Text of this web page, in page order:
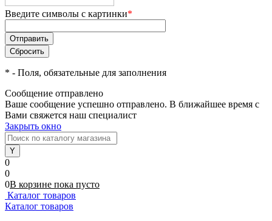
Введите символы с картинки*
* - Поля, обязательные для заполнения
Сообщение отправлено
Ваше сообщение успешно отправлено. В ближайшее время с
Вами свяжется наш специалист
Закрыть окно
0
0
0В корзине пока пусто
Каталог товаров
Каталог товаров